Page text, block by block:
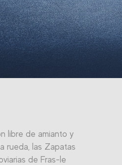
libre de amianto y
rueda, las Zapatas
de Fras-le